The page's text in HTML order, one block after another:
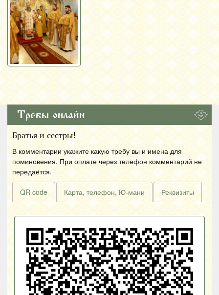
Требы онлайн
Братья и сестры!
В комментарии укажите какую требу вы и имена для
поминовения. При оплате через телефон комментарий не
передаётся.
QR code Карта, телефон, Ю-мани Реквизиты